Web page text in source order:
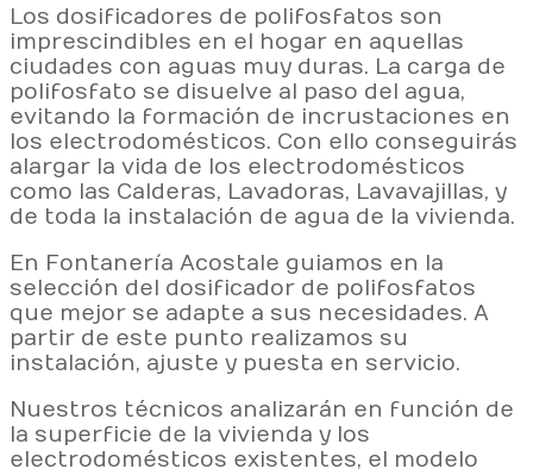
Los dosificadores de polifosfatos son
imprescindibles en el hogar en aquellas
ciudades con aguas muy duras. La carga de
polifosfato se disuelve al paso del agua,
evitando la formación de incrustaciones en
los electrodomésticos. Con ello conseguirás
alargar la vida de los electrodomésticos
como las Calderas, Lavadoras, Lavavajillas, y
de toda la instalación de agua de la vivienda.
En Fontanería Acosta le guiamos en la
selección del dosificador de polifosfatos
que mejor se adapte a sus necesidades. A
partir de este punto realizamos su
instalación, ajuste y puesta en servicio.
Nuestros técnicos analizarán en función de
la superficie de la vivienda y los
electrodomésticos existentes, el modelo